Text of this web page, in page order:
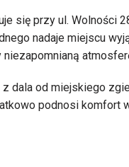
się przy ul. Wolności
nadaje miejscu
dala od miejskiego
podnosi komfort